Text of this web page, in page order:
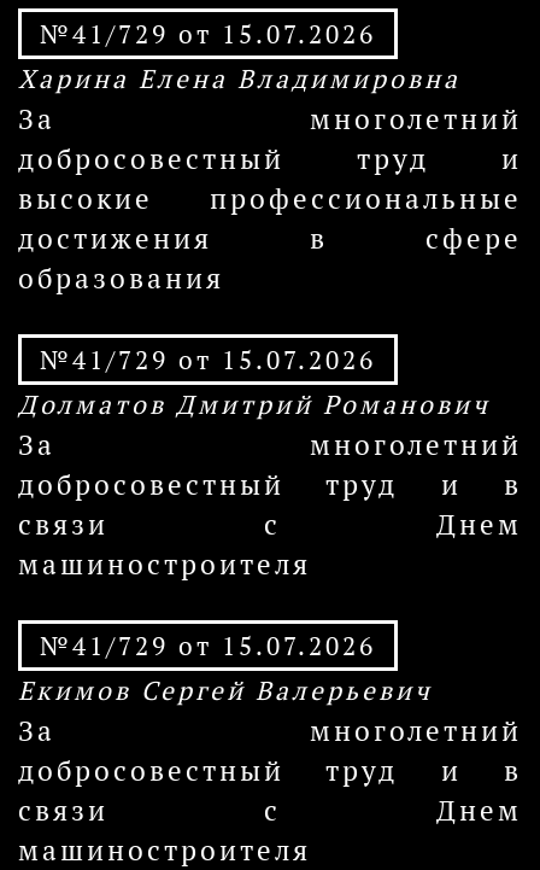
№41/729 от 15.07.2026
Харина Елена Владимировна
За многолетний
добросовестный труд и
высокие профессиональные
достижения в сфере
образования
№41/729 от 15.07.2026
Долматов Дмитрий Романович
За многолетний
добросовестный труд и в
связи с Днем
машиностроителя
№41/729 от 15.07.2026
Екимов Сергей Валерьевич
За многолетний
добросовестный труд и в
связи с Днем
машиностроителя